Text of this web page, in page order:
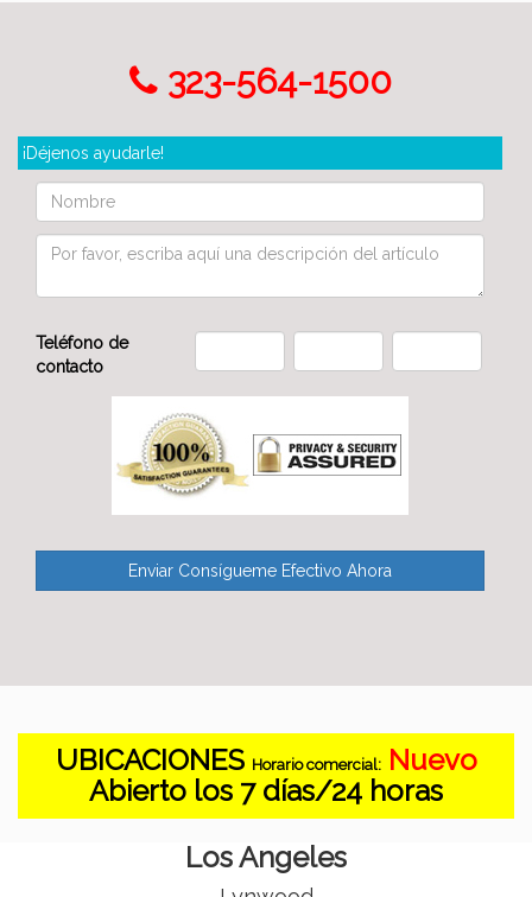
323-564-1500
¡Déjenos ayudarle!
Teléfono de
contacto
UBICACIONES Horario comercial: Nuevo
Abierto los 7 días/24 horas
Los Angeles